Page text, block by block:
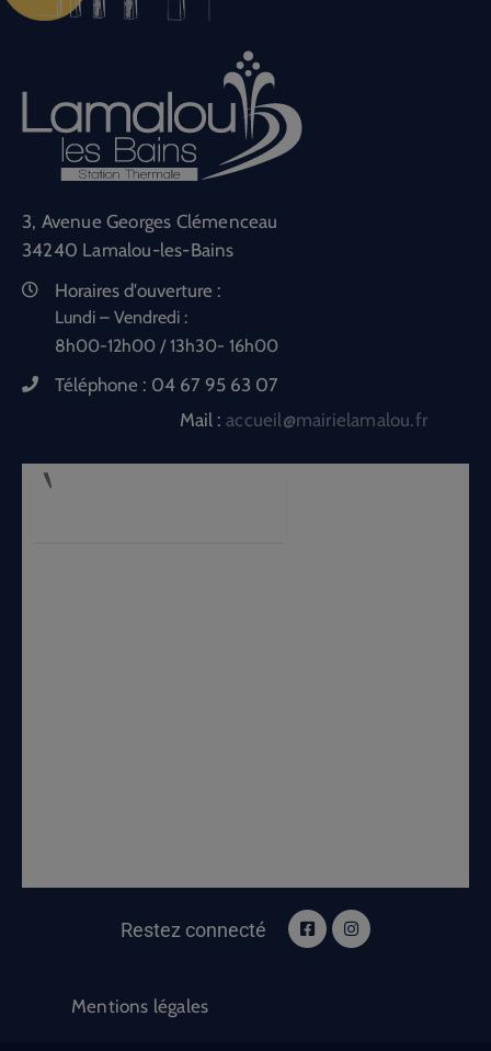
3, Avenue Georges Clémenceau
34240 Lamalou-les-Bains
Horaires d'ouverture :
Lundi – Vendredi :
8h00-12h00 / 13h30- 16h00
Téléphone : 04 67 95 63 07
Mail :accueil@mairielamalou.fr
Restez connecté
Mentions légales